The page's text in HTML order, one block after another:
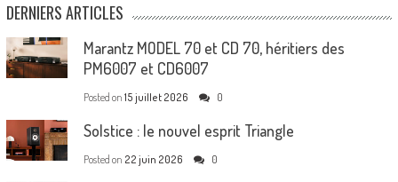
DERNIERS ARTICLES
Marantz MODEL 70 et CD 70, héritiers des
PM6007 et CD6007
Posted on 15 juillet 2026 0
Solstice : le nouvel esprit Triangle
Posted on 22 juin 2026 0